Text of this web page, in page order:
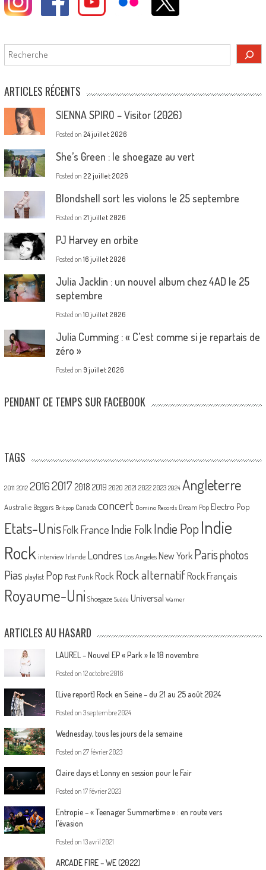
Rechercher
ARTICLES RÉCENTS
SIENNA SPIRO – Visitor (2026)
Posted on 24 juillet 2026
She’s Green : le shoegaze au vert
Posted on 22 juillet 2026
Blondshell sort les violons le 25 septembre
Posted on 21 juillet 2026
PJ Harvey en orbite
Posted on 16 juillet 2026
Julia Jacklin : un nouvel album chez 4AD le 25
septembre
Posted on 10 juillet 2026
Julia Cumming : « C’est comme si je repartais de
zéro »
Posted on 9 juillet 2026
PENDANT CE TEMPS SUR FACEBOOK
TAGS
2011 2012 20162017 2018 2019 2020 2021 2022 2023 2024 Angleterre
Australie Beggars Britpop Canada concert Domino Records Dream Pop Electro Pop
Etats-UnisFolk France Indie Folk Indie PopIndie
Rock interview Irlande Londres Los Angeles New York Parisphotos
Pias playlist Pop Post Punk Rock Rock alternatif Rock Français
Royaume-Uni Shoegaze Suède Universal Warner
ARTICLES AU HASARD
LAUREL – Nouvel EP « Park » le 18 novembre
Posted on 12 octobre 2016
[Live report] Rock en Seine – du 21 au 25 août 2024
Posted on 3 septembre 2024
Wednesday, tous les jours de la semaine
Posted on 27 février 2023
Claire days et Lonny en session pour le Fair
Posted on 17 février 2023
Entropie – « Teenager Summertime » : en route vers
l’évasion
Posted on 13 avril 2021
ARCADE FIRE – WE (2022)